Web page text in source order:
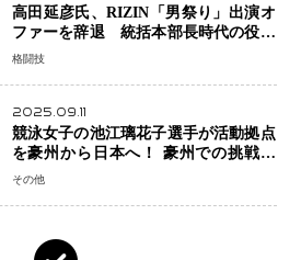
高田延彦氏、RIZIN「男祭り」出演オ
ファーを辞退 統括本部長時代の役目
「すでに終えています」と明言
格闘技
2025.09.11
競泳女子の池江璃花子選手が活動拠点
を豪州から日本へ！ 豪州での挑戦を
糧に、28年ロサンゼルス五輪へ再始動
その他